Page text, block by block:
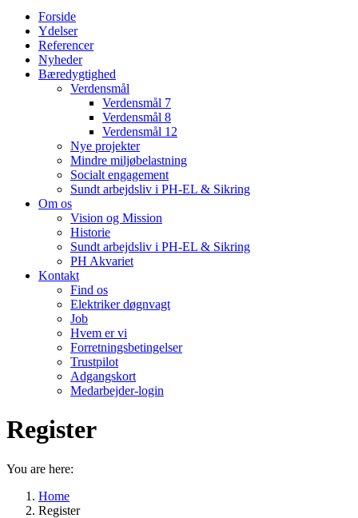
Forside
Ydelser
Referencer
Nyheder
Bæredygtighed
Verdensmål
Verdensmål 7
Verdensmål 8
Verdensmål 12
Nye projekter
Mindre miljøbelastning
Socialt engagement
Sundt arbejdsliv i PH-EL & Sikring
Om os
Vision og Mission
Historie
Sundt arbejdsliv i PH-EL & Sikring
PH Akvariet
Kontakt
Find os
Elektriker døgnvagt
Job
Hvem er vi
Forretningsbetingelser
Trustpilot
Adgangskort
Medarbejder-login
Register
You are here:
Home
Register